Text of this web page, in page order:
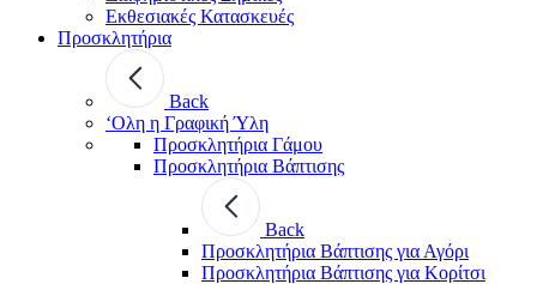
Εκθεσιακές Κατασκευές
Προσκλητήρια
Back
‘Ολη η Γραφική Ύλη
Προσκλητήρια Γάμου
Προσκλητήρια Βάπτισης
Back
Προσκλητήρια Βάπτισης για Αγόρι
Προσκλητήρια Βάπτισης για Κορίτσι